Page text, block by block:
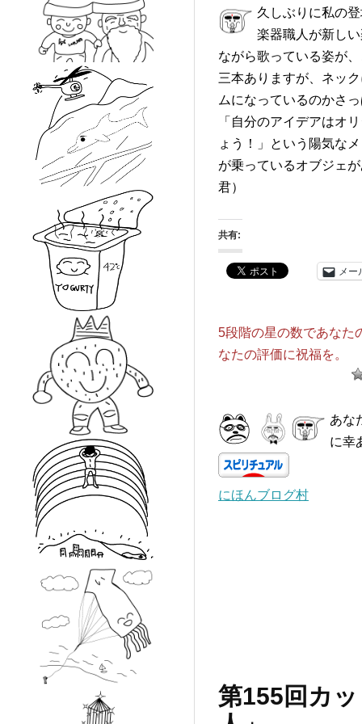
久しぶりに私の
楽器職人が新し
ながら歌っている姿が
三本ありますが、ネッ
ムになっているのかさ
「自分のアイデアはオ
ょう！」という陽気な
が乗っているオブジェ
君）
共有:
メー
5段階の星の数であなた
なたの評価に祝福を。
あな
に幸
にほんブログ村
第155回カ